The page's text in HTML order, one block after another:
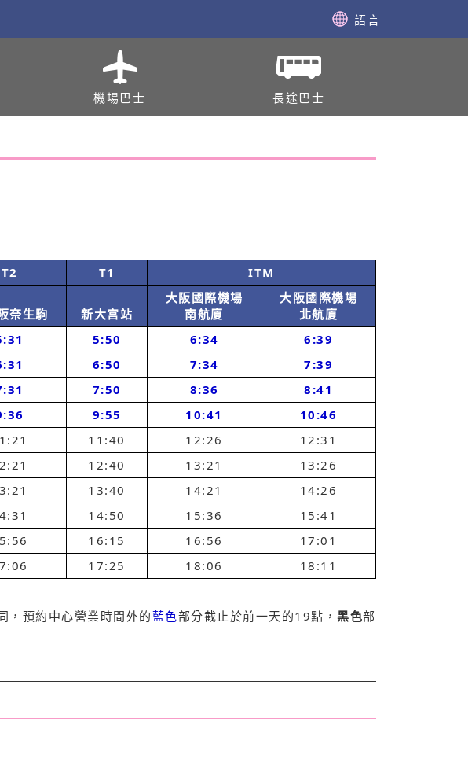
語言
機場巴士 長途巴士
T2 T1 ITM
奈生駒 新大宫站
大阪國際機場
南航廈
大阪國際機場
北航廈
5:50 6:34
6:39
6:50 7:34
7:39
7:50 8:36
8:41
9:55 10:41
10:46
11:40 12:26
12:31
12:40 13:21
13:26
13:40 14:21
14:26
14:50 15:36
15:41
16:15 16:56
17:01
17:25 18:06 18:11
，預約中心營業時間外的藍色部分截止於前一天的19點， 黑色部